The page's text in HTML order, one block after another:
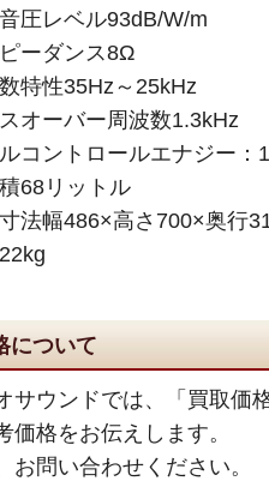
圧レベル93dB/W/m
ーダンス8Ω
特性35Hz～25kHz
オーバー周波数1.3kHz
コントロールエナジー
68リットル
法幅486×高さ700×奥行
について
サウンドでは、「買取価
価格をお伝えします。
お問い合わせください。